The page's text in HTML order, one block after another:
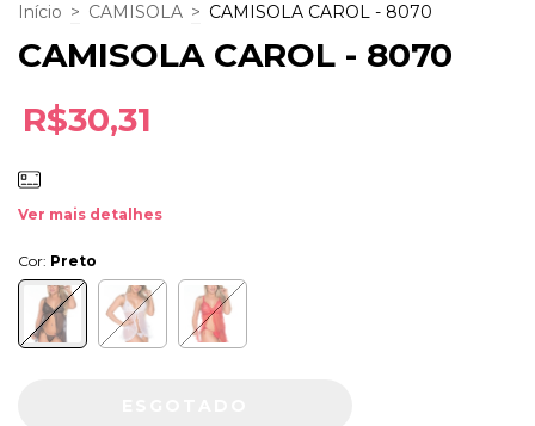
Início > CAMISOLA > CAMISOLA CAROL - 8070
CAMISOLA CAROL - 8070
R$30,31
Ver mais detalhes
Cor: Preto